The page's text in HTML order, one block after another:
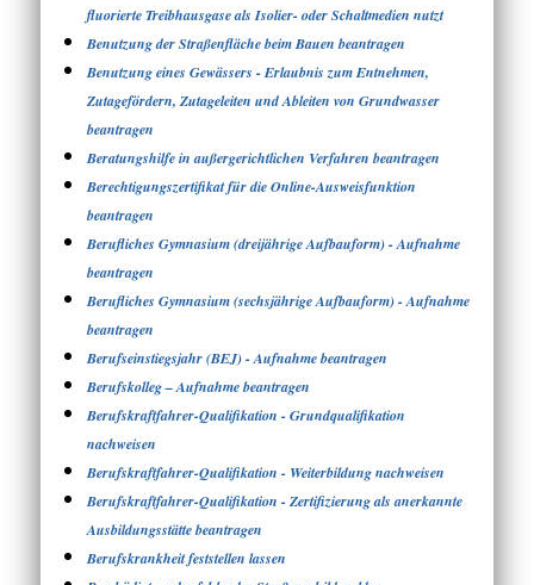
fluorierte Treibhausgase als Isolier- oder Schaltmedien nutzt
Benutzung der Straßenfläche beim Bauen beantragen
Benutzung eines Gewässers - Erlaubnis zum Entnehmen,
Zutagefördern, Zutageleiten und Ableiten von Grundwasser
beantragen
Beratungshilfe in außergerichtlichen Verfahren beantragen
Berechtigungszertifikat für die Online-Ausweisfunktion
beantragen
Berufliches Gymnasium (dreijährige Aufbauform) - Aufnahme
beantragen
Berufliches Gymnasium (sechsjährige Aufbauform) - Aufnahme
beantragen
Berufseinstiegsjahr (BEJ) - Aufnahme beantragen
Berufskolleg – Aufnahme beantragen
Berufskraftfahrer-Qualifikation - Grundqualifikation
nachweisen
Berufskraftfahrer-Qualifikation - Weiterbildung nachweisen
Berufskraftfahrer-Qualifikation - Zertifizierung als anerkannte
Ausbildungsstätte beantragen
Berufskrankheit feststellen lassen